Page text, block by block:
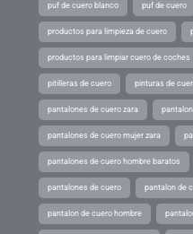
puf de cuero blanco puf de cuero
productos para limpieza de cuero
productos para limpiar cuero de coches
pitilleras de cuero pinturas de
pantalones de cuero zara
pantalones de cuero mujer zara
pantalones de cuero hombre baratos
pantalones de cuero pantalon de
pantalon de cuero hombre